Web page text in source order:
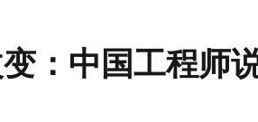
：中国工程师